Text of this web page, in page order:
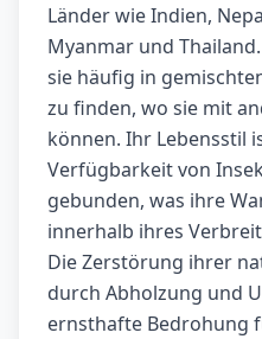
Länder wie Indien,
Myanmar und
sie häufig in
zu finden, wo sie mit
können. Ihr Lebensstil
Verfügbarkeit von
gebunden, was ihre
innerhalb ihres
Die Zerstörung ihrer
durch Abholzung und
ernsthafte Bedrohung